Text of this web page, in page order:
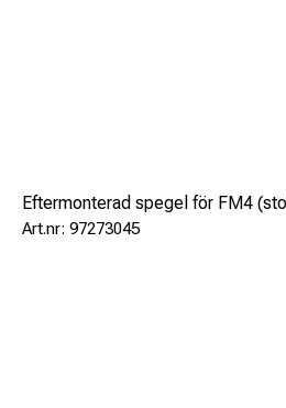
Eftermonterad spegel för FM4
97273045